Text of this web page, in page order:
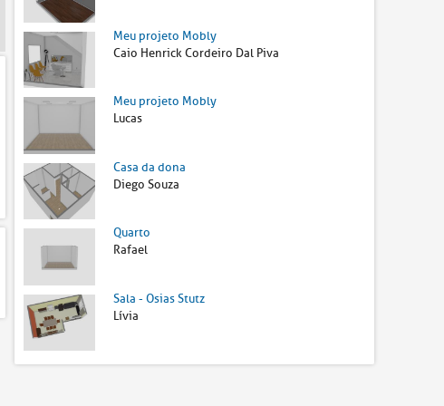
Meu projeto Mobly
Caio Henrick Cordeiro Dal Piva
Meu projeto Mobly
Lucas
Casa da dona
Diego Souza
Quarto
Rafael
Sala - Osias Stutz
Lívia